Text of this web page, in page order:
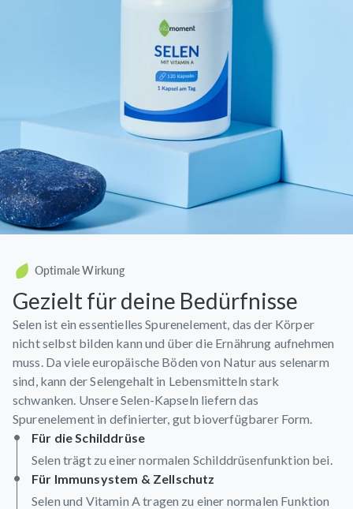
Optimale Wirkung
Gezielt für deine Bedürfnisse
Selen ist ein essentielles Spurenelement, das der Körper
nicht selbst bilden kann und über die Ernährung aufnehmen
muss. Da viele europäische Böden von Natur aus selenarm
sind, kann der Selengehalt in Lebensmitteln stark
schwanken. Unsere Selen-Kapseln liefern das
Spurenelement in definierter, gut bioverfügbarer Form.
Für die Schilddrüse
Selen trägt zu einer normalen Schilddrüsenfunktion bei.
Für Immunsystem & Zellschutz
Selen und Vitamin A tragen zu einer normalen Funktion